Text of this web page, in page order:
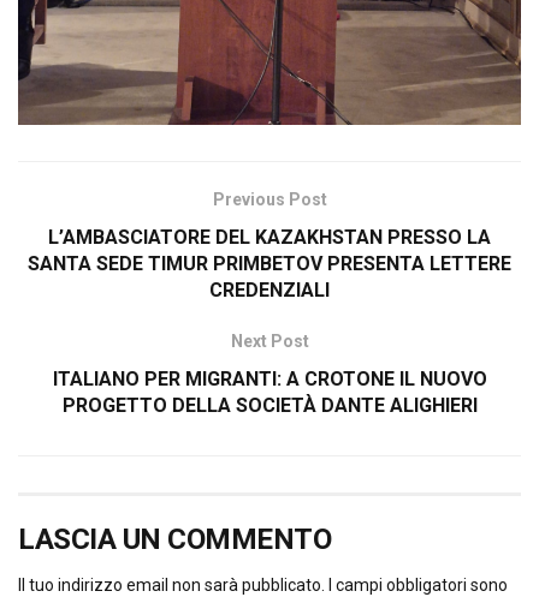
Previous Post
L’AMBASCIATORE DEL KAZAKHSTAN PRESSO LA
SANTA SEDE TIMUR PRIMBETOV PRESENTA LETTERE
CREDENZIALI
Next Post
ITALIANO PER MIGRANTI: A CROTONE IL NUOVO
PROGETTO DELLA SOCIETÀ DANTE ALIGHIERI
LASCIA UN COMMENTO
Il tuo indirizzo email non sarà pubblicato.
I campi obbligatori sono